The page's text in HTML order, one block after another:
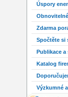
Úspory
Zdarma
Spočtěte si
Publikace a
Katalog
Výzkumné